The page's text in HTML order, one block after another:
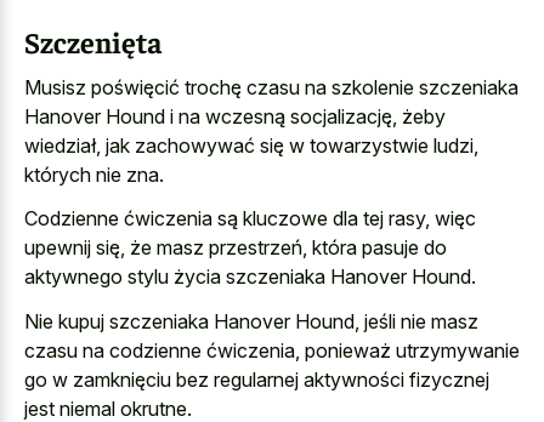
Szczenięta
Musisz poświęcić trochę czasu na szkolenie szczeniaka
Hanover Hound i na wczesną socjalizację, żeby
wiedział, jak zachowywać się w towarzystwie ludzi,
których nie zna.
Codzienne ćwiczenia są kluczowe dla tej rasy, więc
upewnij się, że masz przestrzeń, która pasuje do
aktywnego stylu życia szczeniaka Hanover Hound.
Nie kupuj szczeniaka Hanover Hound, jeśli nie masz
czasu na codzienne ćwiczenia, ponieważ utrzymywanie
go w zamknięciu bez regularnej aktywności fizycznej
jest niemal okrutne.